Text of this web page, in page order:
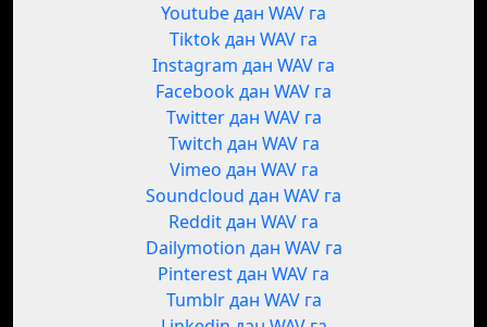
Youtube дан WAV га
Tiktok дан WAV га
Instagram дан WAV га
Facebook дан WAV га
Twitter дан WAV га
Twitch дан WAV га
Vimeo дан WAV га
Soundcloud дан WAV га
Reddit дан WAV га
Dailymotion дан WAV га
Pinterest дан WAV га
Tumblr дан WAV га